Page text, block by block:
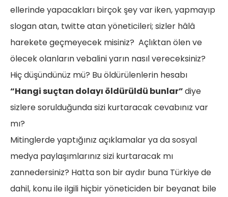
ellerinde yapacakları birçok şey var iken, yapmayıp
slogan atan, twitte atan yöneticileri; sizler hâlâ
harekete geçmeyecek misiniz? Açlıktan ölen ve
ölecek olanların vebalini yarın nasıl vereceksiniz?
Hiç düşündünüz mü? Bu öldürülenlerin hesabı
“Hangi suçtan dolayı öldürüldü bunlar”diye
sizlere sorulduğunda sizi kurtaracak cevabınız var
mı?
Mitinglerde yaptığınız açıklamalar ya da sosyal
medya paylaşımlarınız sizi kurtaracak mı
zannedersiniz? Hatta son bir aydır buna Türkiye de
dahil, konu ile ilgili hiçbir yöneticiden bir beyanat bile